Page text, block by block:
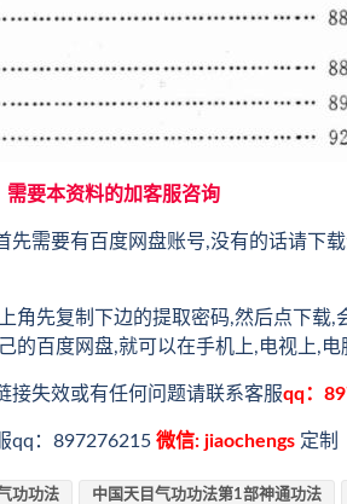
要本资料的加客服咨询
先需要有百度网盘账号,没有的话请下
角先复制下边的提取密码,然后点下载
的百度网盘,就可以在手机上,电视上,
接失效或有任何问题请联系客服qq：
qq：897276215 微信: jiaochengs 定制
功功法 中国天目气功功法第1部神通功法